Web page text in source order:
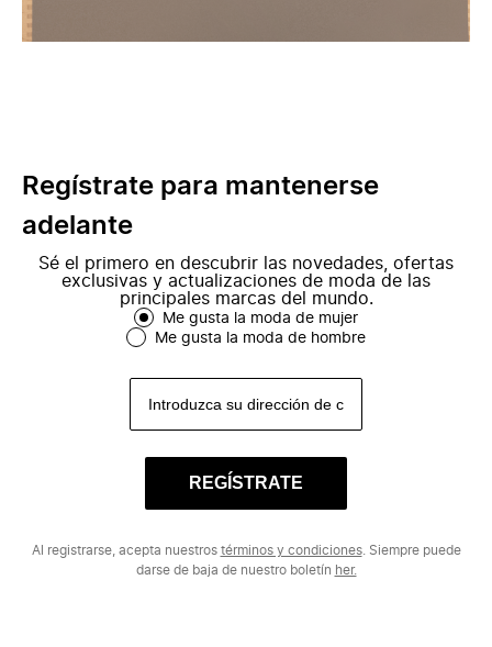
Regístrate para mantenerse
adelante
Sé el primero en descubrir las novedades, ofertas
exclusivas y actualizaciones de moda de las
principales marcas del mundo.
Me gusta la moda de mujer
Me gusta la moda de hombre
REGÍSTRATE
Al registrarse, acepta nuestros términos y condiciones. Siempre puede
darse de baja de nuestro boletín her.